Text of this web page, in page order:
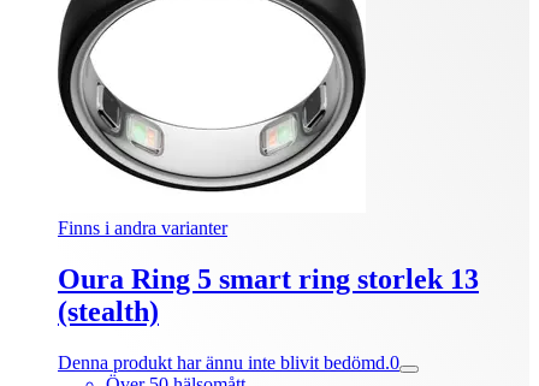
Finns i andra varianter
Oura Ring 5 smart ring storlek 13
(stealth)
Denna produkt har ännu inte blivit bedömd.0